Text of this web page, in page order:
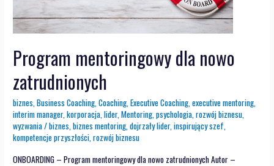
Program mentoringowy dla nowo
zatrudnionych
biznes,Business Coaching,Coaching,Executive Coaching,executive mentoring,
interim manager,korporacja,lider,Mentoring,psychologia,rozwój biznesu,
wyzwania/biznes,biznes mentoring,dojrzały lider,inspirujący szef,
kompetencje przyszłości,rozwój biznesu
ONBOARDING – Program mentoringowy dla nowo zatrudnionych Autor –